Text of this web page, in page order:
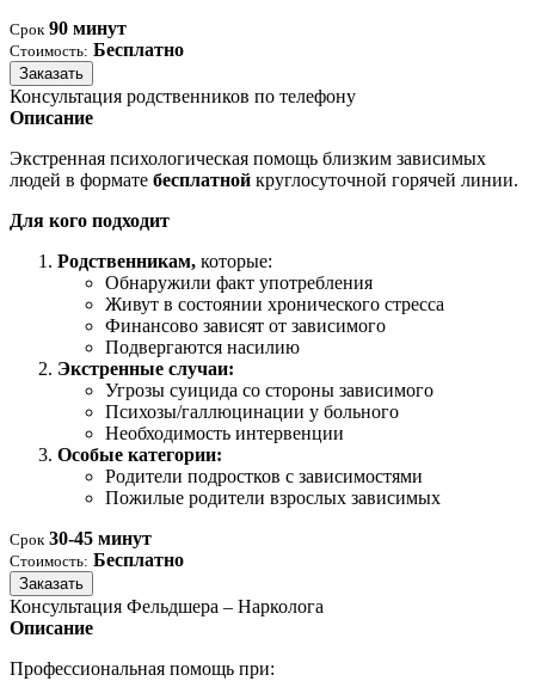
Срок 90 минут
Стоимость: Бесплатно
Заказать
Консультация родственников по телефону
Описание
Экстренная психологическая помощь близким зависимых
людей в формате бесплатной круглосуточной горячей линии.
Для кого подходит
Родственникам, которые:
Обнаружили факт употребления
Живут в состоянии хронического стресса
Финансово зависят от зависимого
Подвергаются насилию
Экстренные случаи:
Угрозы суицида со стороны зависимого
Психозы/галлюцинации у больного
Необходимость интервенции
Особые категории:
Родители подростков с зависимостями
Пожилые родители взрослых зависимых
Срок 30-45 минут
Стоимость: Бесплатно
Заказать
Консультация Фельдшера – Нарколога
Описание
Профессиональная помощь при: